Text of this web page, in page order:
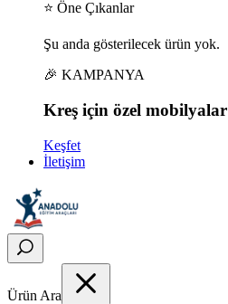
⭐ Öne Çıkanlar
Şu anda gösterilecek ürün yok.
🎉 KAMPANYA
Kreş için özel mobilyalar
Keşfet
İletişim
Ürün Ara